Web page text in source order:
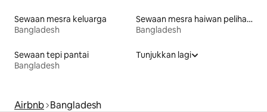
Sewaan mesra keluarga
Bangladesh
Sewaan mesra haiwan peliharaan
Bangladesh
Sewaan tepi pantai
Bangladesh
Tunjukkan lagi
Airbnb Bangladesh